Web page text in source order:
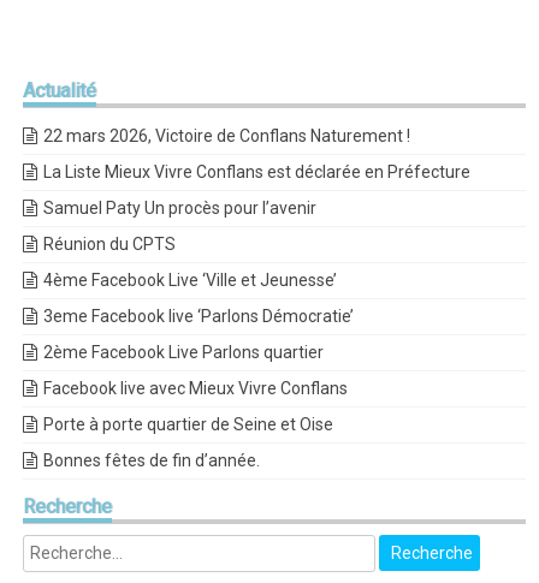
Actualité
22 mars 2026, Victoire de Conflans Naturement !
La Liste Mieux Vivre Conflans est déclarée en Préfecture
Samuel Paty Un procès pour l’avenir
Réunion du CPTS
4ème Facebook Live ‘Ville et Jeunesse’
3eme Facebook live ‘Parlons Démocratie’
2ème Facebook Live Parlons quartier
Facebook live avec Mieux Vivre Conflans
Porte à porte quartier de Seine et Oise
Bonnes fêtes de fin d’année.
Recherche